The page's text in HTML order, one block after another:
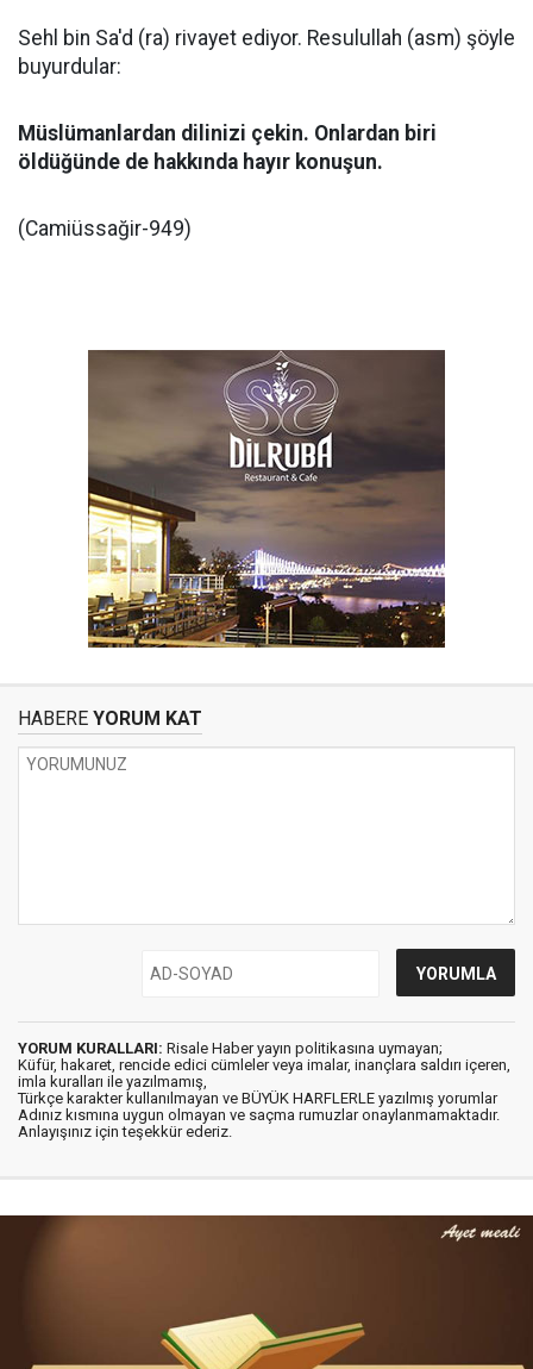
Sehl bin Sa'd (ra) rivayet ediyor. Resulullah (asm) şöyle
buyurdular:
Müslümanlardan dilinizi çekin. Onlardan biri
öldüğünde de hakkında hayır konuşun.
(Camiüssağir-949)
HABERE YORUM KAT
YORUM KURALLARI: Risale Haber yayın politikasına uymayan;
Küfür, hakaret, rencide edici cümleler veya imalar, inançlara saldırı içeren,
imla kuralları ile yazılmamış,
Türkçe karakter kullanılmayan ve BÜYÜK HARFLERLE yazılmış yorumlar
Adınız kısmına uygun olmayan ve saçma rumuzlar onaylanmamaktadır.
Anlayışınız için teşekkür ederiz.